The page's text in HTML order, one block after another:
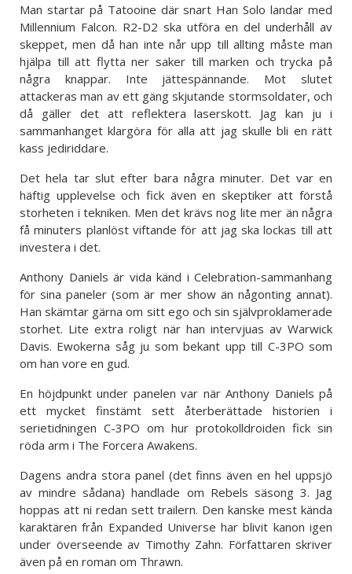
Man startar på Tatooine där snart Han Solo landar med
Millennium Falcon. R2-D2 ska utföra en del underhåll av
skeppet, men då han inte når upp till allting måste man
hjälpa till att flytta ner saker till marken och trycka på
några knappar. Inte jättespännande. Mot slutet
attackeras man av ett gäng skjutande stormsoldater, och
då gäller det att reflektera laserskott. Jag kan ju i
sammanhanget klargöra för alla att jag skulle bli en rätt
kass jediriddare.
Det hela tar slut efter bara några minuter. Det var en
häftig upplevelse och fick även en skeptiker att förstå
storheten i tekniken. Men det krävs nog lite mer än några
få minuters planlöst viftande för att jag ska lockas till att
investera i det.
Anthony Daniels är vida känd i Celebration-sammanhang
för sina paneler (som är mer show än någonting annat).
Han skämtar gärna om sitt ego och sin självproklamerade
storhet. Lite extra roligt när han intervjuas av Warwick
Davis. Ewokerna såg ju som bekant upp till C-3PO som
om han vore en gud.
En höjdpunkt under panelen var när Anthony Daniels på
ett mycket finstämt sett återberättade historien i
serietidningen C-3PO om hur protokolldroiden fick sin
röda arm i The Forcera Awakens.
Dagens andra stora panel (det finns även en hel uppsjö
av mindre sådana) handlade om Rebels säsong 3. Jag
hoppas att ni redan sett trailern. Den kanske mest kända
karaktären från Expanded Universe har blivit kanon igen
under överseende av Timothy Zahn. Författaren skriver
även på en roman om Thrawn.